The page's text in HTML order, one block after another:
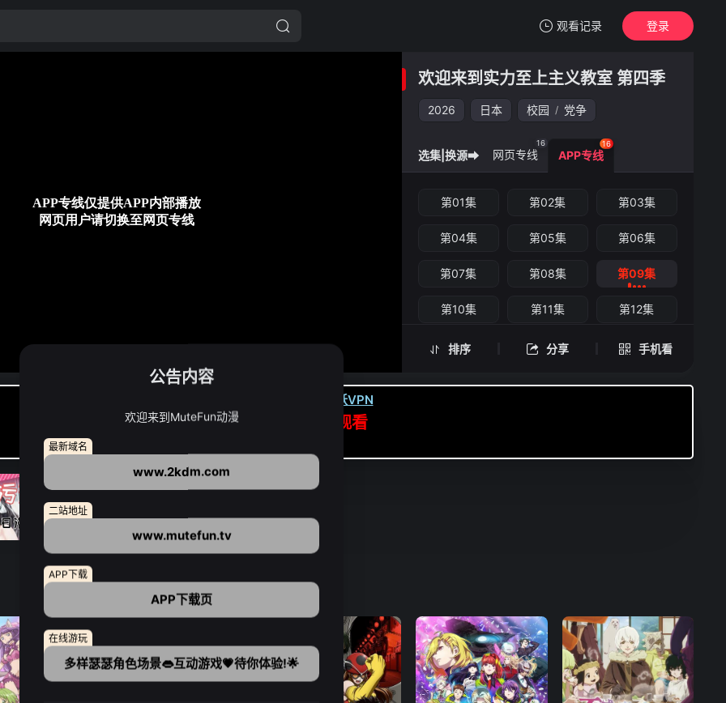
观看记录
我的观影记录
第09集
欢迎来到实力至上主义教室 第四季
登录
欢迎来到实力至上主义教室 第四季
2026 日本 校园 / 党争
排序 分享 手机看
欢迎来到实力至上主义教室 第四季 -第09集
选集|换源➡ 网页专线
16
APP专线
16
第01集 第02集 第03集
第04集 第05集 第06集
第07集 第08集 第09集
第10集 第11集 第12集
第13集 第14集 第15集
下载虎跃VPN
APP高速专线可前往APP观看
公告内容
欢迎来到MuteFun动漫
最新域名
www.2kdm.com
二站地址
www.mutefun.tv
APP下载
APP下载页
在线游玩
多样瑟瑟角色场景👄互动游戏💗待你体验!🌟